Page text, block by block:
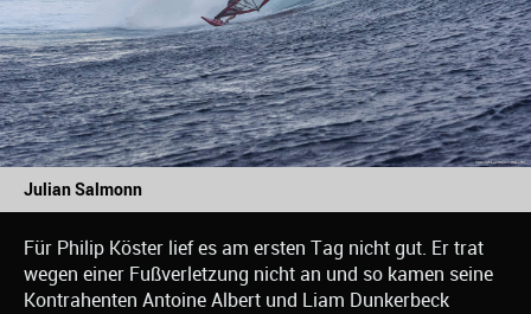
Julian Salmonn
Für Philip Köster lief es am ersten Tag nicht gut. Er trat
wegen einer Fußverletzung nicht an und so kamen seine
Kontrahenten Antoine Albert und Liam Dunkerbeck